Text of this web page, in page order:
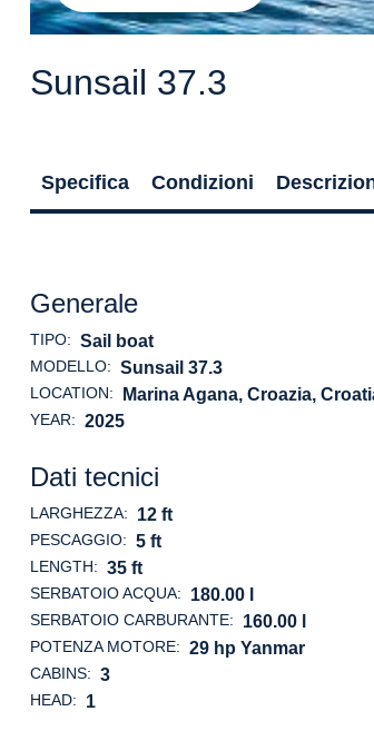
Sunsail 37.3
Specifica Condizioni
Generale
TIPO: Sail boat
MODELLO: Sunsail 37.3
LOCATION: Marina Agana, Croazia,
YEAR: 2025
Dati tecnici
LARGHEZZA: 12 ft
PESCAGGIO: 5 ft
LENGTH: 35 ft
SERBATOIO ACQUA: 180.00 l
SERBATOIO CARBURANTE: 160.00 l
POTENZA MOTORE: 29 hp Yanmar
CABINS: 3
HEAD: 1